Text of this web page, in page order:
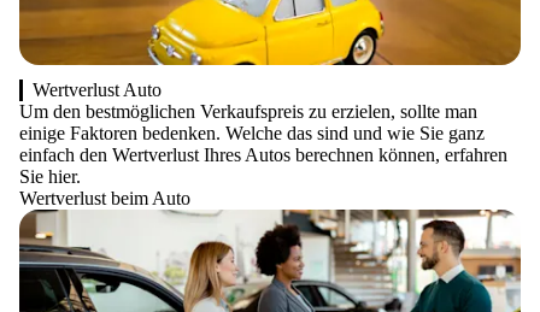
Wertverlust Auto
Um den bestmöglichen Verkaufspreis zu erzielen, sollte man
einige Faktoren bedenken. Welche das sind und wie Sie ganz
einfach den Wertverlust Ihres Autos berechnen können, erfahren
Sie hier.
Wertverlust beim Auto